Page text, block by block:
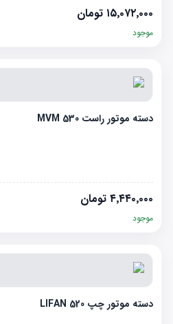
۱۵٬۰۷۲٬۰۰۰ تومان
موجود
دسته موتور راست MVM 530
۴٬۴۴۰٬۰۰۰ تومان
موجود
دسته موتور چپ LIFAN 520